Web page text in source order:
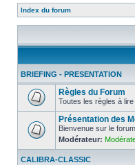
Index du forum
BRIEFING - PRESENTATION
Règles du Forum
Toutes les règles à
Présentation des
Bienvenue sur le
Modérateur:
CALIBRA-CLASSIC